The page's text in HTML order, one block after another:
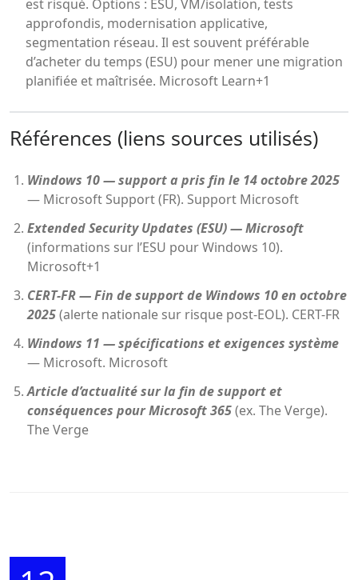
est risqué. Options : ESU, VM/isolation, tests
approfondis, modernisation applicative,
segmentation réseau. Il est souvent préférable
d’acheter du temps (ESU) pour mener une migration
planifiée et maîtrisée. Microsoft Learn+1
Références (liens sources utilisés)
Windows 10 — support a pris fin le 14 octobre 2025
— Microsoft Support (FR). Support Microsoft
Extended Security Updates (ESU) — Microsoft
(informations sur l’ESU pour Windows 10).
Microsoft+1
CERT-FR — Fin de support de Windows 10 en octobre
2025(alerte nationale sur risque post-EOL). CERT-FR
Windows 11 — spécifications et exigences système
— Microsoft. Microsoft
Article d’actualité sur la fin de support et
conséquences pour Microsoft 365(ex. The Verge).
The Verge